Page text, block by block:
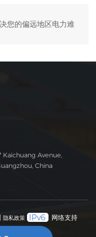
您的偏远地区电力难
Kaichuang Avenue,
China
隐私政策 网络支持